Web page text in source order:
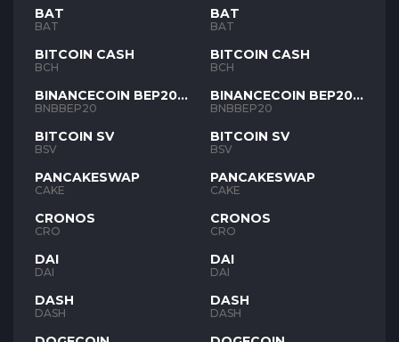
BAT
BAT
BITCOIN CASH
BCH
BINANCECOIN BEP20
BNB
BNBBEP20
BITCOIN SV
BSV
PANCAKESWAP
CAKE
CRONOS
CRO
DAI
DAI
DASH
DASH
BAT
BAT
BITCOIN CASH
BCH
BINANCECOIN BEP20
BNB
BNBBEP20
BITCOIN SV
BSV
PANCAKESWAP
CAKE
CRONOS
CRO
DAI
DAI
DASH
DASH